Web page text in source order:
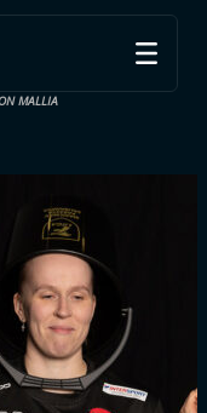
MALLIA